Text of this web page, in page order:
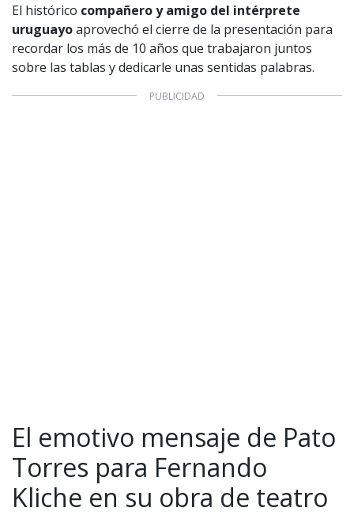
El histórico compañero y amigo del intérprete
uruguayoaprovechó el cierre de la presentación para
recordar los más de 10 años que trabajaron juntos
sobre las tablas y dedicarle unas sentidas palabras.
El emotivo mensaje de Pato
Torres para Fernando
Kliche en su obra de teatro